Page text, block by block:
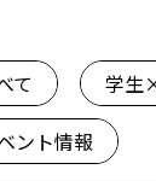
て 学生
ント情報